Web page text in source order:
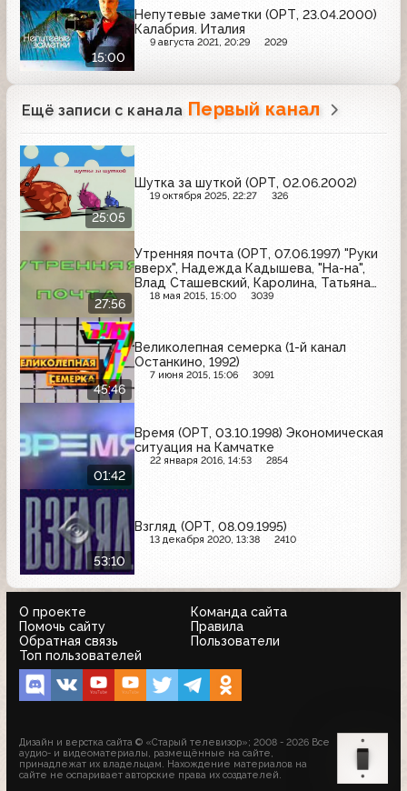
15:00
Непутевые заметки (ОРТ, 23.04.2000)
Калабрия. Италия
9 августа 2021, 20:29 2029
Ещё записи с канала Первый канал
25:05
Шутка за шуткой (ОРТ, 02.06.2002)
19 октября 2025, 22:27 326
27:56
Утренняя почта (ОРТ, 07.06.1997) "Руки
вверх", Надежда Кадышева, "На-на",
Влад Сташевский, Каролина, Татьяна
Овсиенко.
18 мая 2015, 15:00 3039
45:46
Великолепная семерка (1-й канал
Останкино, 1992)
7 июня 2015, 15:06 3091
01:42
Время (ОРТ, 03.10.1998) Экономическая
ситуация на Камчатке
22 января 2016, 14:53 2854
53:10
Взгляд (ОРТ, 08.09.1995)
13 декабря 2020, 13:38 2410
О проекте
Команда сайта
Помочь сайту
Правила
Обратная связь
Пользователи
Топ пользователей
Дизайн и верстка сайта © «Старый телевизор»; 2008 - 2026 Все
аудио- и видеоматериалы, размещённые на сайте,
принадлежат их владельцам. Нахождение материалов на
сайте не оспаривает авторские права их создателей.